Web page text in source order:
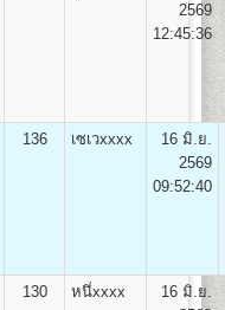
ศป.บ) Bachelor of
ปี จำนวน 238
ษาปีที่ 6 โดยเริ่ม
2,250
100 500 100
2,350
2,400
2,500
2569
12:45:36
136 เซเวxxxx
16 มิ.ย.
2569
09:52:40
130 หนึ่xxxx
16 มิ.ย.